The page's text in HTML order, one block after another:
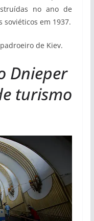
no ano de
em 1937.
de Kiev.
Dnieper
turismo